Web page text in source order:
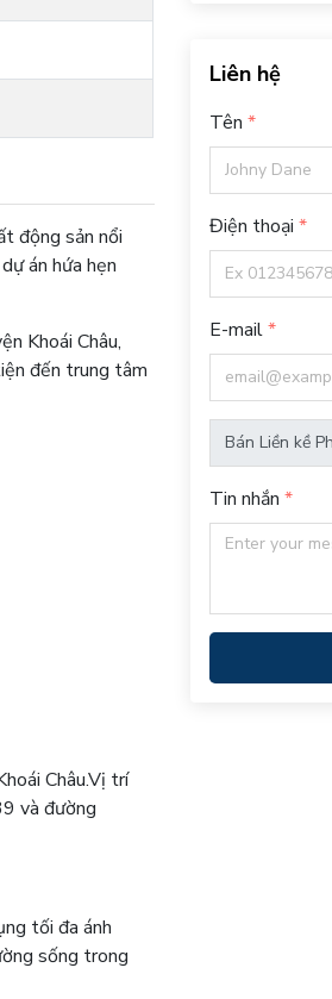
động sản nổi
án hứa hẹn
Khoái Châu,
đến trung tâm
Châu.Vị trí
và đường
tối đa ánh
sống trong
Liên hệ
Tên
Điện thoại
E-mail
Tin nhắn